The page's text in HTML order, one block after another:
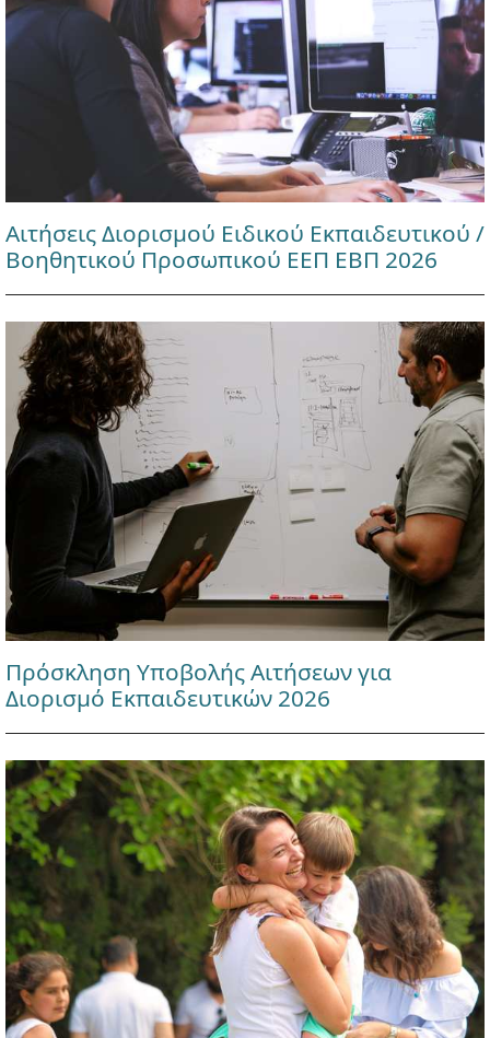
Αιτήσεις Διορισμού Ειδικού Εκπαιδευτικού /
Βοηθητικού Προσωπικού ΕΕΠ ΕΒΠ 2026
Πρόσκληση Υποβολής Αιτήσεων για
Διορισμό Εκπαιδευτικών 2026